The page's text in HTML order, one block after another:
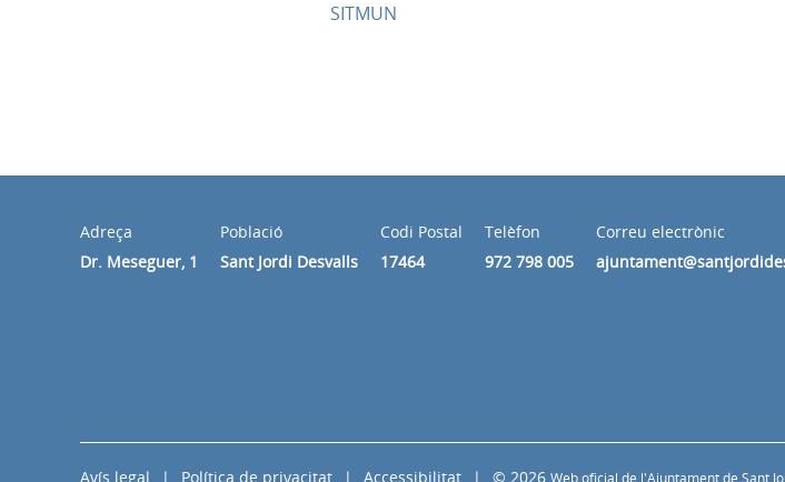
SITMUN
Adreça
Dr. Meseguer, 1
Població
Sant Jordi Desvalls
Codi Postal
17464
Telèfon
972 798 005
Correu electrònic
Avís legal Política de privacitat Accessibilitat © 2026